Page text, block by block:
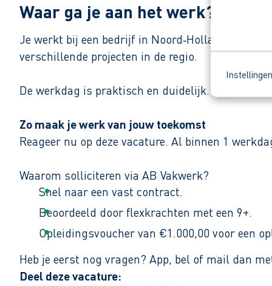
Instellingen
Waar ga je aan het werk?
Je werkt bij een bedrijf in Noord‑Holland dat
verschillende projecten in de regio.
De werkdag is praktisch en duidelijk. “Gewoon
Zo maak je werk van jouw toekomst
Reageer nu op deze vacature. Al binnen 1
Waarom solliciteren via AB Vakwerk?
Snel naar een vast contract.
Beoordeeld door flexkrachten met een 9+.
Opleidingsvoucher van €1.000,00 voor een
Heb je eerst nog vragen? App, bel of mail dan
Deel deze vacature: